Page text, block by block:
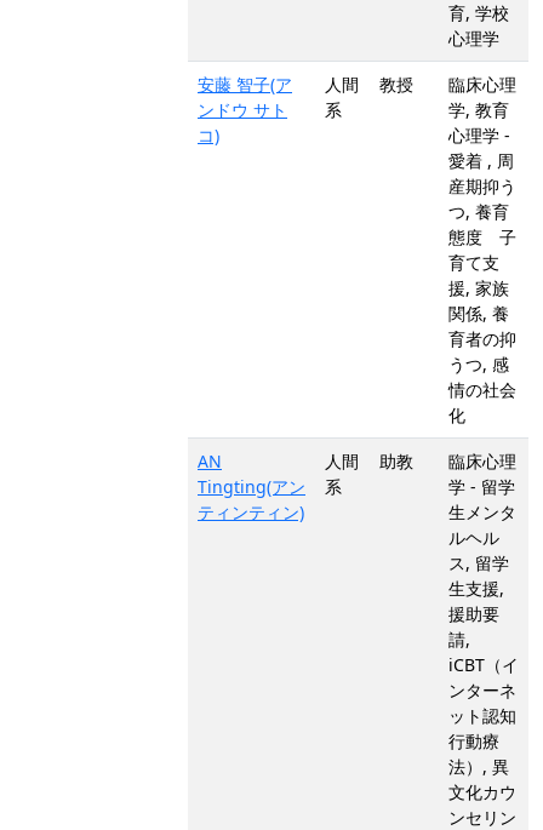
育, 学校
心理学
安藤 智子(ア
ンドウ サト
コ)
人間
系
教授
臨床心理
学, 教育
心理学 -
愛着 , 周
産期抑う
つ, 養育
態度 子
育て支
援, 家族
関係, 養
育者の抑
うつ, 感
情の社会
化
AN
Tingting(アン
ティンティン)
人間
系
助教
臨床心理
学 - 留学
生メンタ
ルヘル
ス, 留学
生支援,
援助要
請,
iCBT（イ
ンターネ
ット認知
行動療
法）, 異
文化カウ
ンセリン